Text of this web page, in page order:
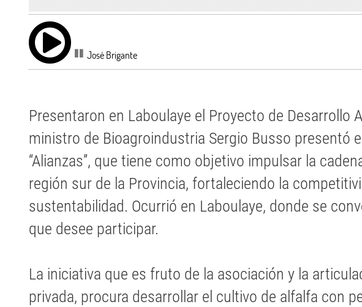
José Brigante
Presentaron en Laboulaye el Proyecto de Desarrollo
ministro de Bioagroindustria Sergio Busso presentó
“Alianzas”, que tiene como objetivo impulsar la
región sur de la Provincia, fortaleciendo la
sustentabilidad. Ocurrió en Laboulaye, donde se
que desee participar.
La iniciativa que es fruto de la asociación y la
privada, procura desarrollar el cultivo de alfalfa con